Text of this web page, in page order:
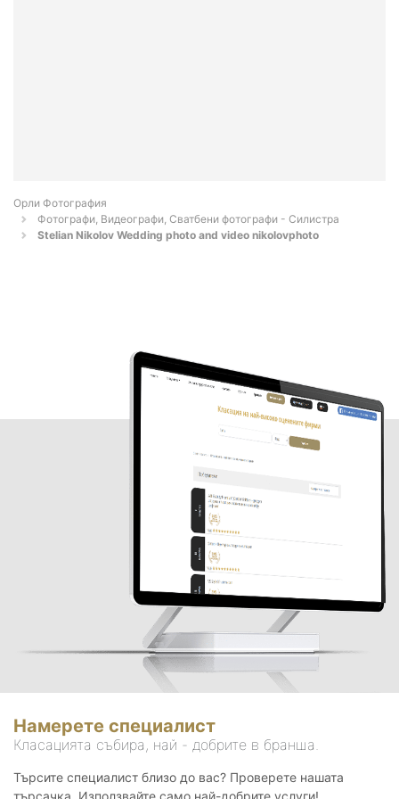
Орли Фотография
Фотографи, Видеографи, Сватбени фотографи - Силистра
Stelian Nikolov Wedding photo and video nikolovphoto
Намерете специалист
Класацията събира, най - добрите в бранша.
Търсите специалист близо до вас? Проверете нашата
търсачка. Използвайте само най-добрите услуги!